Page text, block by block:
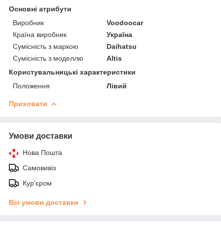
Основні атрибути
Виробник
Voodoocar
Країна виробник
Україна
Сумісність з маркою
Daihatsu
Сумісність з моделлю
Altis
Користувальницькі характеристики
Положення
Лівий
Приховати
Умови доставки
Нова Пошта
Самовивіз
Кур'єром
Всі умови доставки